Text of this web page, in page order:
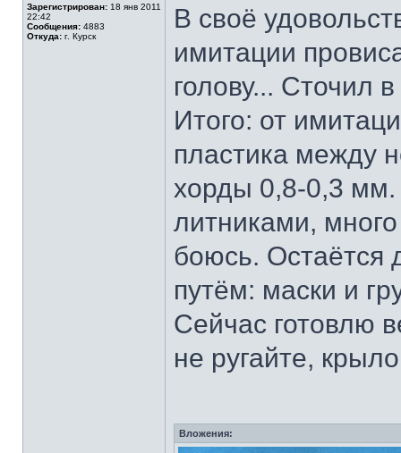
Зарегистрирован: 18 янв 2011
22:42
Сообщения: 4883
Откуда: г. Курск
В своё
имитации
голову... Сточил
Итого: от
пластика между
хорды 0,8-0,3 мм.
литниками,
боюсь. Остаётся
путём: маски и
Сейчас готовлю
не ругайте,
Вложения: